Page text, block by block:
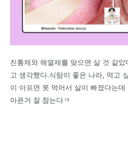
진통제와 해열제를 맞으면 살 것 같
고 생각했다.식탐이 좋은 나라, 먹고
이 아프면 못 먹어서 살이 빠졌다는
아픈거 잘 참는다ㅋ